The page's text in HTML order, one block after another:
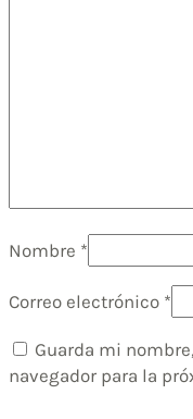
Nombre *
Correo electrónico *
Guarda mi
navegador para la